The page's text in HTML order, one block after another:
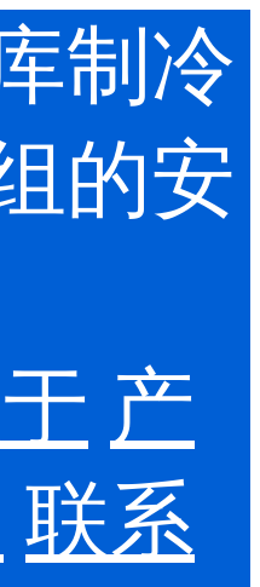
制冷
的安
产
联系